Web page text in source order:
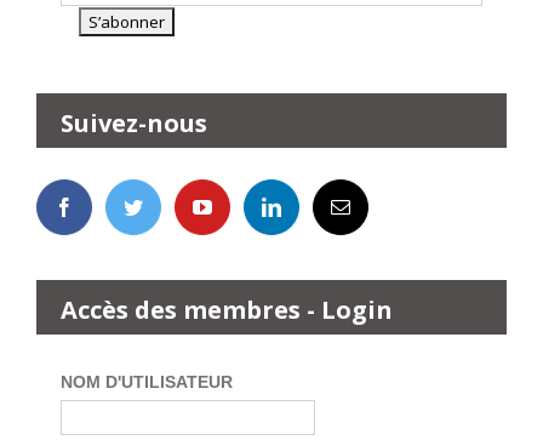
Suivez-nous
Accès des membres - Login
NOM D'UTILISATEUR